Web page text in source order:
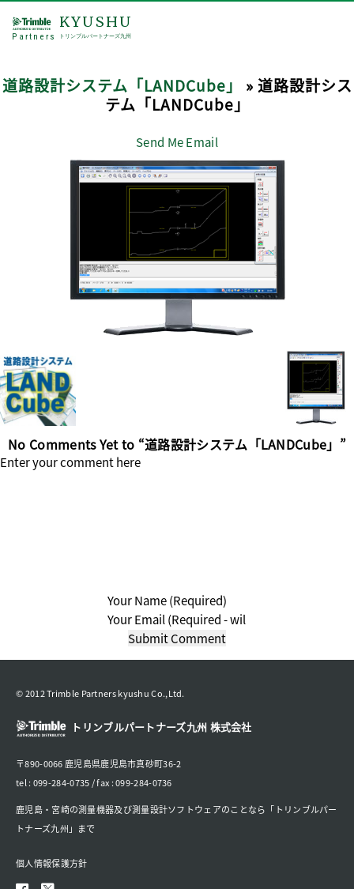
Partners
KYUSHU
トリンブルパートナーズ九州
道路設計システム「LANDCube」
» 道路設計シス
テム「LANDCube」
Send Me Email
No Comments Yet to “道路設計システム「LANDCube」”
© 2012 Trimble Partners kyushu Co.,Ltd.
トリンブルパートナーズ九州 株式会社
〒890-0066 鹿児島県鹿児島市真砂町36-2
tel : 099-284-0735 / fax : 099-284-0736
鹿児島・宮崎の測量機器及び測量設計ソフトウェアのことなら「トリンブルパー
トナーズ九州」まで
個人情報保護方針